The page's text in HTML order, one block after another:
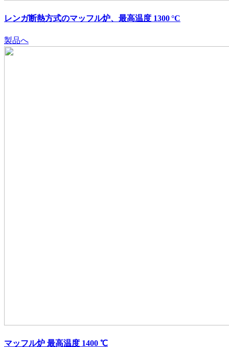
レンガ断熱方式のマッフル炉、最高温度 1300 °C
製品へ
マッフル炉 最高温度 1400 ℃